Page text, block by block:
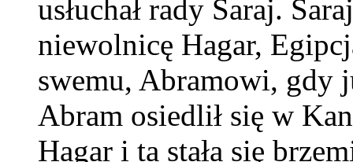
usłuchał rady Saraj.
niewolnicę Hagar,
swemu, Abramowi, gdy
Abram osiedlił się w
Hagar i ta stała się